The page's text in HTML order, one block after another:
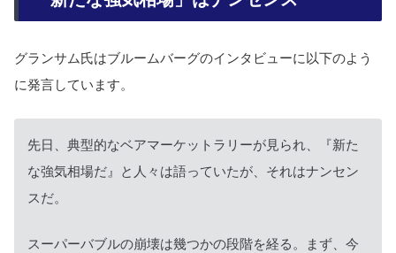
グランサム氏はブルームバーグのインタビューに以下のよう
に発言しています。
先日、典型的なベアマーケットラリーが見られ、『新た
な強気相場だ』と人々は語っていたが、それはナンセン
スだ。
スーパーバブルの崩壊は幾つかの段階を経る。まず、今